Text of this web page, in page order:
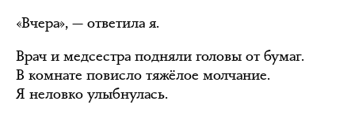
«Вчера», — ответила я.
Врач и медсестра подняли головы от бумаг.
В комнате повисло тяжёлое молчание.
Я неловко улыбнулась.